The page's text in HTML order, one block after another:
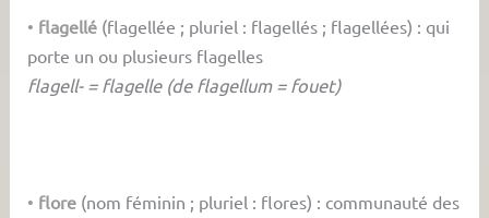
• flagellé (flagellée ; pluriel : flagellés ; flagellées) : qui
porte un ou plusieurs flagelles
flagell- = flagelle (de flagellum = fouet)
• flore (nom féminin ; pluriel : flores) : communauté des